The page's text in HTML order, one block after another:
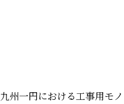
九州一円における工事用モ